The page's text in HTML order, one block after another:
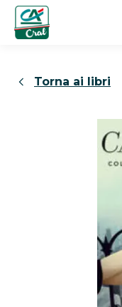
Torna ai libri